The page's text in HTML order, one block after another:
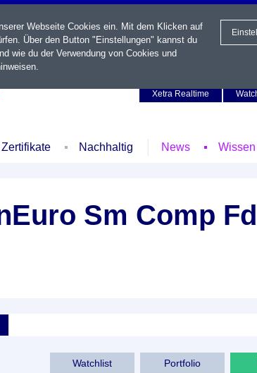
Xetra Realtime
Zertifikate Nachhaltig News Wissen
Sm Comp
Portfolio
Watchlist
Webseite Cookies ein. Mit dem Klicken auf
Über den Button "Einstellungen" kannst du
wie du der Verwendung von Cookies und
.